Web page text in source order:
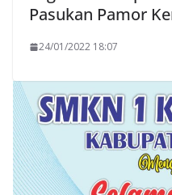
Pasukan Pamor
24/01/2022 18:07